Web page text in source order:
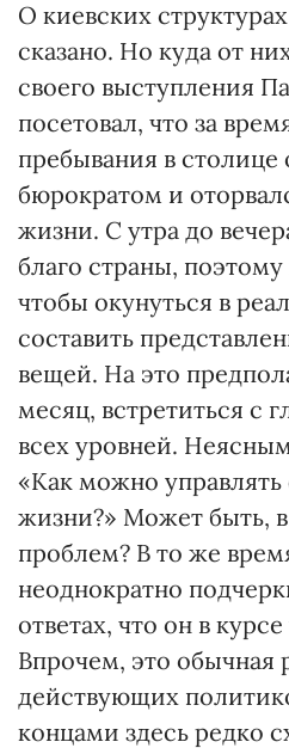
О киевских
сказано. Но куда от
своего выступления
посетовал, что за
пребывания в столице
бюрократом и
жизни. С утра до
благо страны,
чтобы окунуться в
составить
вещей. На это
месяц, встретиться с
всех уровней.
«Как можно управлять
жизни?» Может быть,
проблем? В то же
неоднократно
ответах, что он в
Впрочем, это обычная
действующих
концами здесь редко